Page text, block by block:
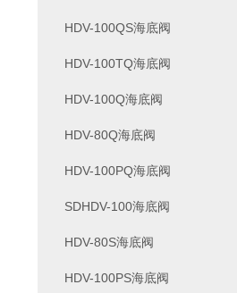
HDV-100QS海底阀
HDV-100TQ海底阀
HDV-100Q海底阀
HDV-80Q海底阀
HDV-100PQ海底阀
SDHDV-100海底阀
HDV-80S海底阀
HDV-100PS海底阀